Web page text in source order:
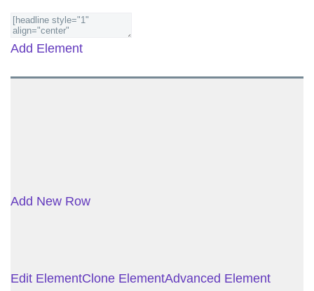
Add Element
Add New Row
Edit ElementClone ElementAdvanced Element